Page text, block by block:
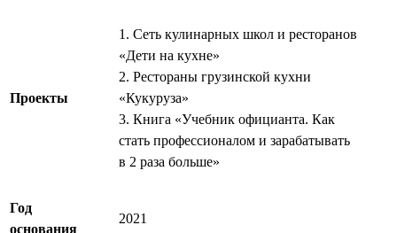
Проекты
1. Сеть кулинарных школ и ресторанов
«Дети на кухне»
2. Рестораны грузинской кухни
«Кукуруза»
3. Книга «Учебник официанта. Как
стать профессионалом и зарабатывать
в 2 раза больше»
Год
основания
2021